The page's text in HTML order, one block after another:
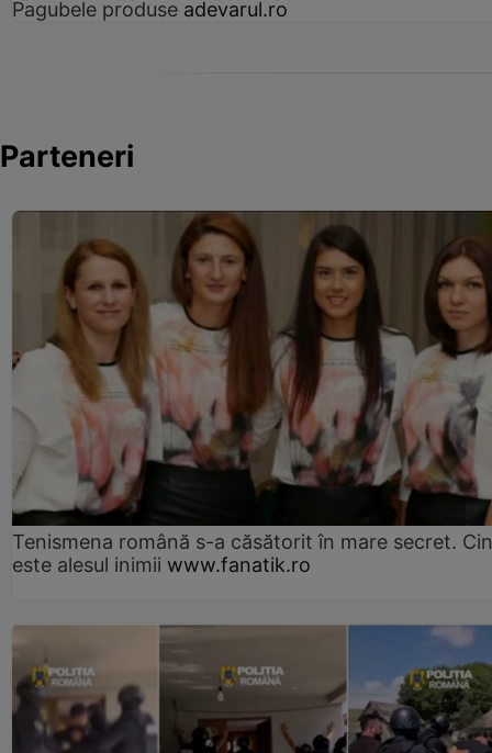
Pagubele produse adevarul.ro
Parteneri
Tenismena română s-a căsătorit în mare secret.
este alesul inimii www.fanatik.ro